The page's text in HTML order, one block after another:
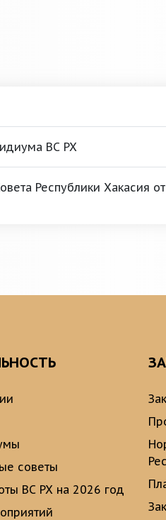
ВС РХ
Республики Хакасия
советы
ВС РХ на 2026 год